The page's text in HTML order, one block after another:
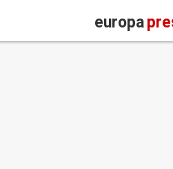
europa